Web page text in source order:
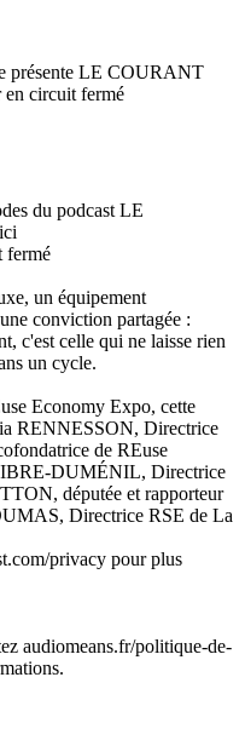
présente LE COURANT
en circuit fermé
du podcast LE
fermé
un équipement
conviction partagée :
c'est celle qui ne laisse rien
un cycle.
Economy Expo, cette
RENNESSON, Directrice
de REuse
DUMÉNIL, Directrice
députée et rapporteur
Directrice RSE de La
privacy pour plus
audiomeans.fr/politique-de-